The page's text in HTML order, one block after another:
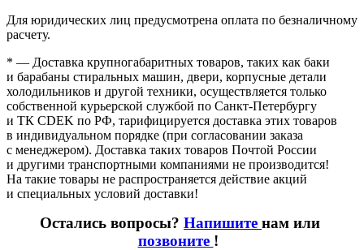
Для юридических лиц предусмотрена оплата по безналичному
расчету.
* — Доставка крупногабаритных товаров, таких как баки
и барабаны стиральных машин, двери, корпусные детали
холодильников и другой техники, осуществляется только
собственной курьерской службой по Санкт-Петербургу
и ТК CDEK по РФ, тарифицируется доставка этих товаров
в индивидуальном порядке (при согласовании заказа
с менеджером). Доставка таких товаров Почтой России
и другими транспортными компаниями не производится!
На такие товары не распространяется действие акций
и специальных условий доставки!
Остались вопросы? Напишите нам или
позвоните !